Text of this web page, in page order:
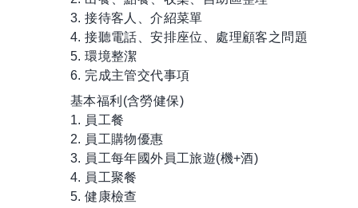
3. 接待客人、介紹菜單
4. 接聽電話、安排座位、處理顧客之問題
5. 環境整潔
6. 完成主管交代事項
基本福利(含勞健保)
1. 員工餐
2. 員工購物優惠
3. 員工每年國外員工旅遊(機+酒)
4. 員工聚餐
5. 健康檢查